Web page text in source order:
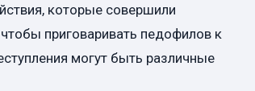
которые совершили
приговаривать педофилов к
могут быть различные